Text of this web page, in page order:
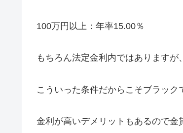
100万円以上：年率15.00％
もちろん法定金利内ではありますが
こういった条件だからこそブラック
金利が高いデメリットもあるので